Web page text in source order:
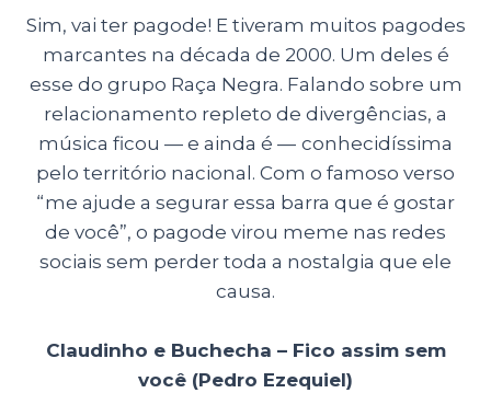
Sim, vai ter pagode! E tiveram muitos pagodes
marcantes na década de 2000. Um deles é
esse do grupo Raça Negra. Falando sobre um
relacionamento repleto de divergências, a
música ficou — e ainda é — conhecidíssima
pelo território nacional. Com o famoso verso
“me ajude a segurar essa barra que é gostar
de você”, o pagode virou meme nas redes
sociais sem perder toda a nostalgia que ele
causa.
Claudinho e Buchecha – Fico assim sem
você (Pedro Ezequiel)